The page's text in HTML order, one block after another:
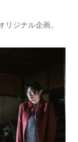
ジナル企画。